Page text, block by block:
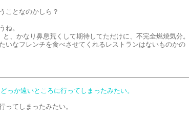
ことなのかしら？
ね。
、かなり鼻息荒くして期待してただけに、不完全燃焼気分。
いなフレンチを食べさせてくれるレストランはないものかの
どっか遠いところに行ってしまったみたい。
ってしまったみたい。